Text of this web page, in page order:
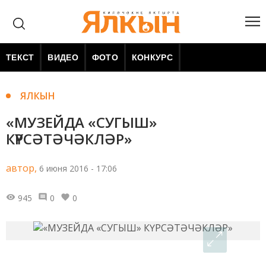
ТЕКСТ ВИДЕО ФОТО КОНКУРС
ЯЛКЫН
«МУЗЕЙДА «СУГЫШ»
КҮРСӘТӘЧӘКЛӘР»
автор, 6 июня 2016 - 17:06
945 0 0